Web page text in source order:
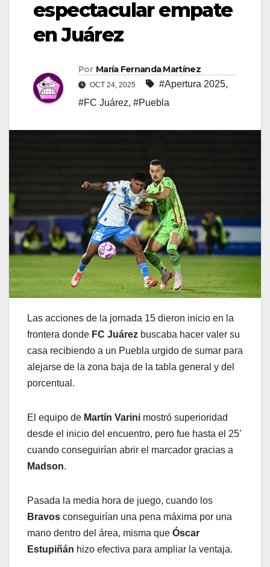
espectacular empate
en Juárez
Por María Fernanda Martínez
OCT 24, 2025 #Apertura 2025,
#FC Juárez, #Puebla
Las acciones de la jornada 15 dieron inicio en la
frontera donde FC Juárez buscaba hacer valer su
casa recibiendo a un Puebla urgido de sumar para
alejarse de la zona baja de la tabla general y del
porcentual.
El equipo de Martín Varini mostró superioridad
desde el inicio del encuentro, pero fue hasta el 25’
cuando conseguirían abrir el marcador gracias a
Madson.
Pasada la media hora de juego, cuando los
Bravos conseguirían una pena máxima por una
mano dentro del área, misma que Óscar
Estupiñán hizo efectiva para ampliar la ventaja.